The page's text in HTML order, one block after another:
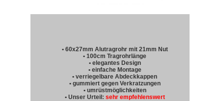
• 60x27mm Alutragrohr mit 21mm Nut
• 100cm Tragrohrlänge
• elegantes Design
• einfache Montage
• verriegelbare Abdeckkappen
• gummiert gegen Verkratzungen
• umrüstmöglichkeiten
• Unser Urteil: sehr empfehlenswert